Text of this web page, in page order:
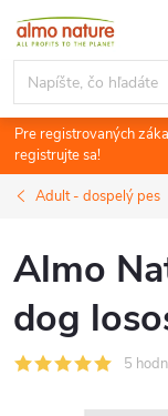
Prejsť
obsah
Pre registrovaných
registrujte sa!
Adult - dospelý pes
Almo
dog
5